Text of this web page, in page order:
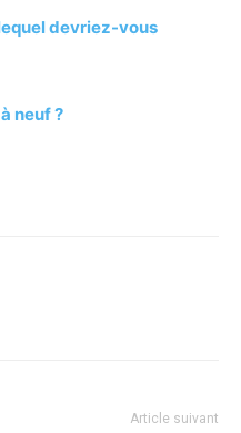
devriez-vous
neuf ?
Article suivant